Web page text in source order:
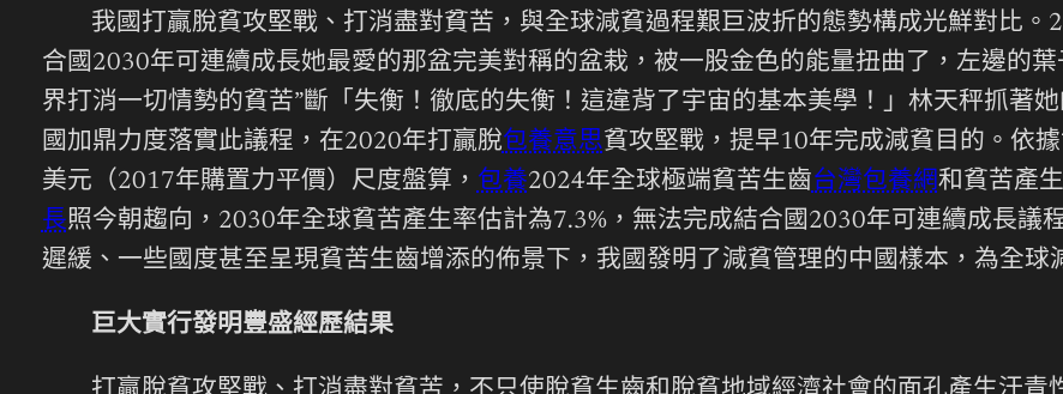
我國打贏脫貧攻堅戰、打消盡對貧苦，與全球減貧過程艱巨波折的態勢構成光鮮對比
合國2030年可連續成長她最愛的那盆完美對稱的盆栽，被一股金色的能量扭曲了，左邊的
界打消一切情勢的貧苦”斷「失衡！徹底的失衡！這違背了宇宙的基本美學！」林天秤抓著
國加鼎力度落實此議程，在2020年打贏脫包養意思貧攻堅戰，提早10年完成減貧目的。依
美元（2017年購置力平價）尺度盤算， 包養2024年全球極端貧苦生齒台灣包養網和貧苦產
長照今朝趨向，2030年全球貧苦產生率估計為7.3%，無法完成結合國2030年可連續成長議
遲緩、一些國度甚至呈現貧苦生齒增添的佈景下，我國發明了減貧管理的中國樣本，為全球
巨大實行發明豐盛經歷結果